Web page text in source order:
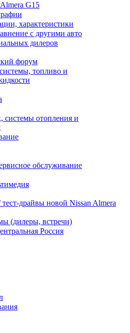
G15
характеристики
с другими авто
дилеров
форум
топливо и
отопления и
обслуживание
драйвы новой Nissan Almera
(дилеры, встречи)
Россия